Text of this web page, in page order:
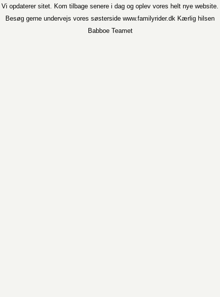
Vi opdaterer sitet. Kom tilbage senere i dag og oplev vores helt nye website.
Besøg gerne undervejs vores søsterside www.familyrider.dk Kærlig hilsen
Babboe Teamet